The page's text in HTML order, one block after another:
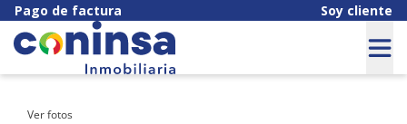
Pago de factura Soy cliente
Ver fotos